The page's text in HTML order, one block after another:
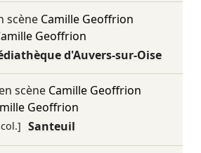
scène Camille Geoffrion
Geoffrion
d'Auvers-sur-Oise
scène Camille Geoffrion
Geoffrion
Santeuil